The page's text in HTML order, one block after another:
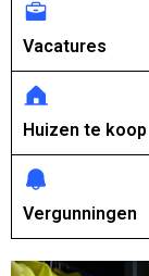
Vacatures
Huizen te koop
Vergunningen